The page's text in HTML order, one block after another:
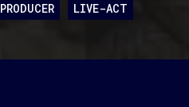
PRODUCER LIVE-ACT